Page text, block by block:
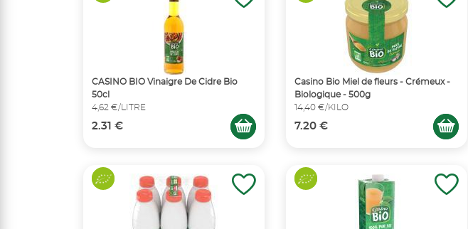
CASINO BIO Vinaigre De Cidre Bio
50cl
4,62 €/LITRE
2.31 €
Casino Bio Miel de fleurs - Crémeux -
Biologique - 500g
14,40 €/KILO
7.20 €